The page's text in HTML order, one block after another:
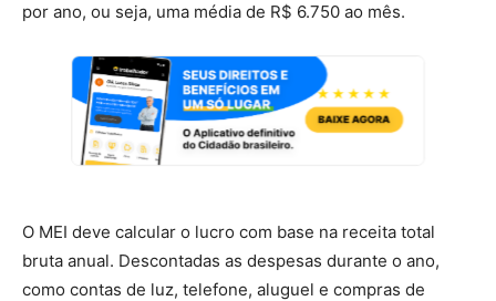
por ano, ou seja, uma média de R$ 6.750 ao mês.
O MEI deve calcular o lucro com base na receita total
bruta anual. Descontadas as despesas durante o ano,
como contas de luz, telefone, aluguel e compras de